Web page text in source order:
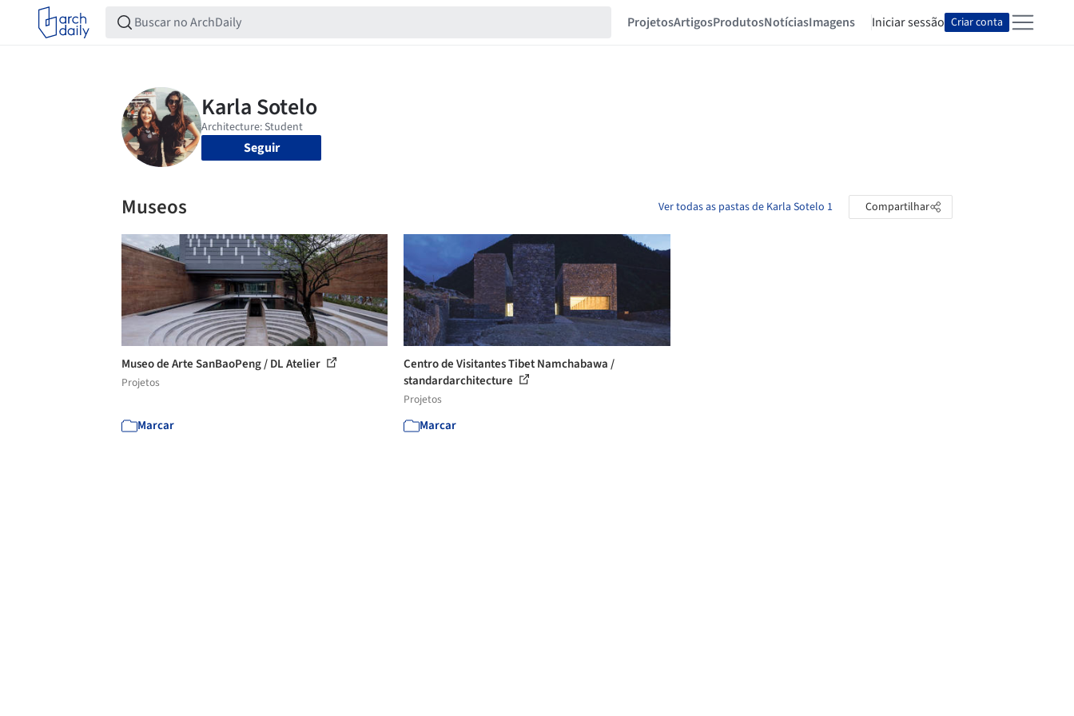
ProjetosArtigosProdutosNotíciasImagens Iniciar sessão Criar conta
Seguir
Museos Ver todas as pastas de Karla Sotelo 1 Compartilhar
Museo de Arte SanBaoPeng / DL Atelier
Projetos
Marcar
Centro de Visitantes Tibet Namchabawa /
standardarchitecture
Projetos
Marcar